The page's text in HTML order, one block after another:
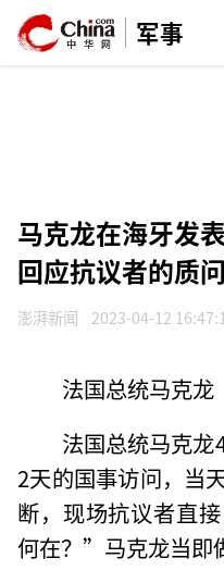
军事
马克龙在海牙发
回应抗议者的质问
澎湃新闻 2023-04-12
法国总统马克龙
法国总统马克
2天的国事访问，当
断，现场抗议者直
何在？”马克龙当即